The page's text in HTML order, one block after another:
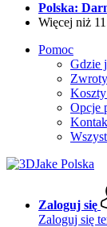
Polska:
Więcej niż
Pomoc
Gdzie
Zwroty
Opcje
Zaloguj się
Zaloguj się